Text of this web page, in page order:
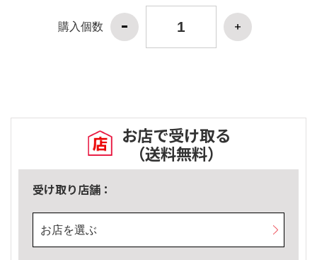
購入個数
お店で受け取る
（送料無料）
受け取り店舗：
お店を選ぶ